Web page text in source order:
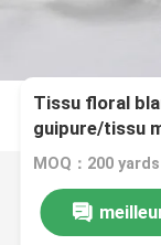
Tissu floral
guipure/tissu
robe de mariage
MOQ：200 yards